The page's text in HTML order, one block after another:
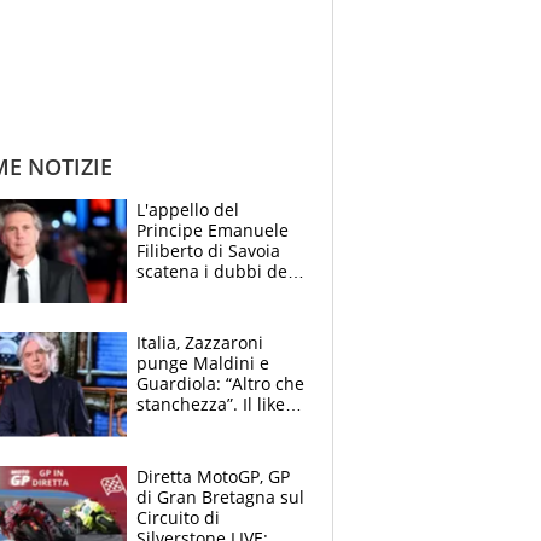
NOTIZIE
L'appello del
Principe Emanuele
Filiberto di Savoia
scatena i dubbi dei
Italia, Zazzaroni
punge Maldini e
Guardiola: “Altro che
stanchezza”. Il like
Diretta MotoGP, GP
di Gran Bretagna sul
Circuito di